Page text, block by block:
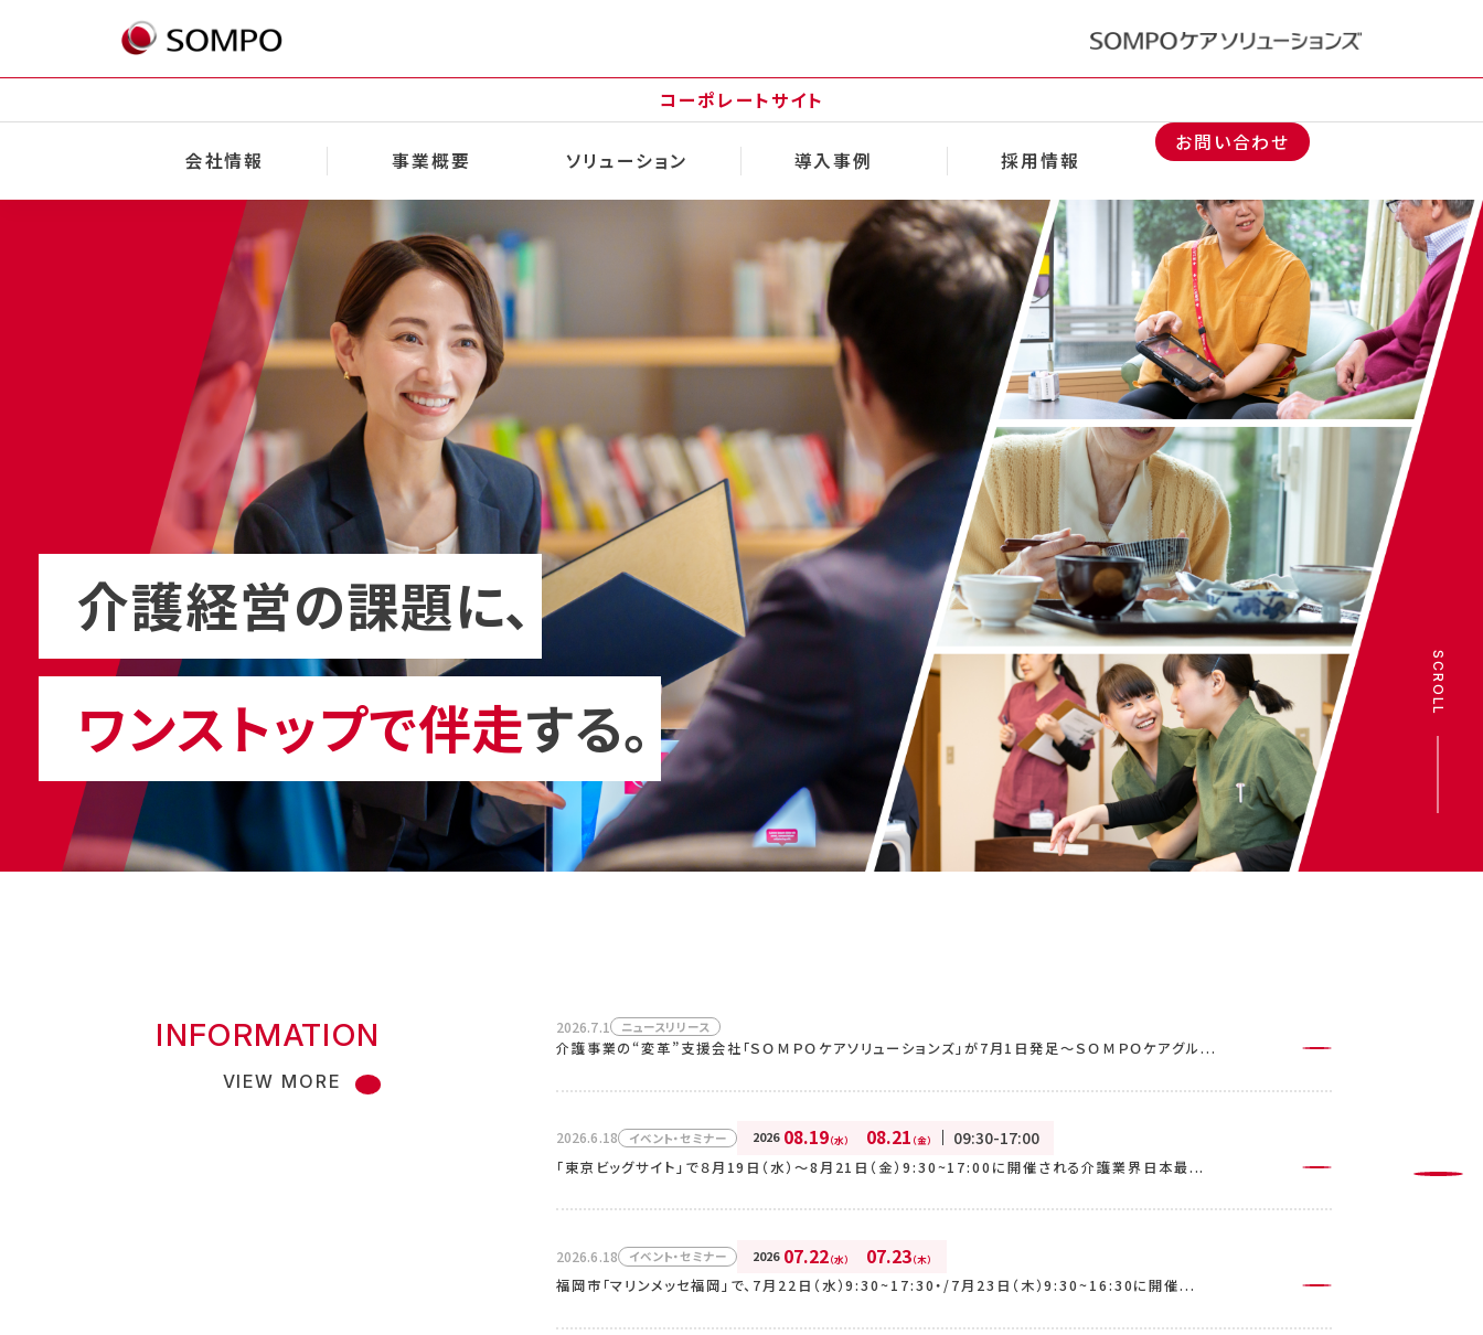
コーポレートサイト
会社情報 事業概要 ソリューション 導入事例 採用情報
お問い合わせ
介護経営の課題に、
ワンストップで伴走する。
SCROLL
INFORMATION
VIEW MORE
2026.7.1 ニュースリリース
介護事業の“変革”支援会社「ＳＯＭＰＯケアソリューションズ」が7月1日発足～ＳＯＭＰＯケアグル...
2026.6.18 イベント・セミナー 2026 08.19（水） 08.21 （金） 09:30-17:00
「東京ビッグサイト」で８月19日（水）～8月21日（金）9:30~17:00に開催される介護業界日本最...
2026.6.18 イベント・セミナー 2026 07.22（水） 07.23（木）
福岡市「マリンメッセ福岡」で、7月22日（水）9:30~17:30・/7月23日（木）9:30~16:30に開催...